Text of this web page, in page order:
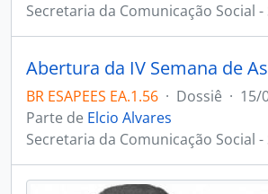
Secretaria da Comunicação Social -
BR ESAPEES EA.1.56 · Dossiê · 15/
Parte de Elcio Alvares
Secretaria da Comunicação Social -